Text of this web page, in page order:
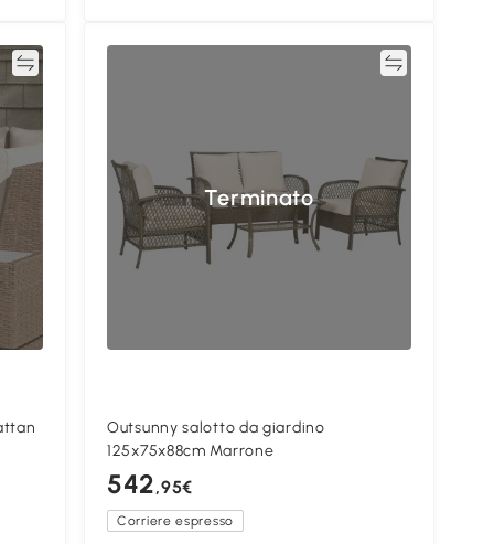
Terminato
Outsunny salotto da giardino
125x75x88cm Marrone
542,95€
Corriere espresso